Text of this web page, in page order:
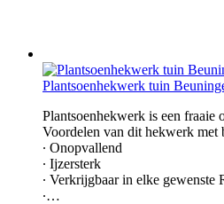
Plantsoenhekwerk tuin
Plantsoenhekwerk is een fraaie
Voordelen van dit hekwerk met
∙ Onopvallend
∙ Ijzersterk
∙ Verkrijgbaar in elke
∙…